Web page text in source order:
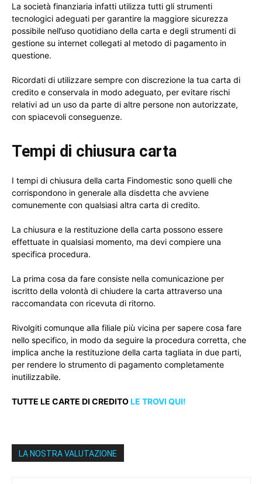
La società finanziaria infatti utilizza tutti gli strumenti
tecnologici adeguati per garantire la maggiore sicurezza
possibile nell’uso quotidiano della carta e degli strumenti di
gestione su internet collegati al metodo di pagamento in
questione.
Ricordati di utilizzare sempre con discrezione la tua carta di
credito e conservala in modo adeguato, per evitare rischi
relativi ad un uso da parte di altre persone non autorizzate,
con spiacevoli conseguenze.
Tempi di chiusura carta
I tempi di chiusura della carta Findomestic sono quelli che
corrispondono in generale alla disdetta che avviene
comunemente con qualsiasi altra carta di credito.
La chiusura e la restituzione della carta possono essere
effettuate in qualsiasi momento, ma devi compiere una
specifica procedura.
La prima cosa da fare consiste nella comunicazione per
iscritto della volontà di chiudere la carta attraverso una
raccomandata con ricevuta di ritorno.
Rivolgiti comunque alla filiale più vicina per sapere cosa fare
nello specifico, in modo da seguire la procedura corretta, che
implica anche la restituzione della carta tagliata in due parti,
per rendere lo strumento di pagamento completamente
inutilizzabile.
TUTTE LE CARTE DI CREDITOLE TROVI QUI!
LA NOSTRA VALUTAZIONE